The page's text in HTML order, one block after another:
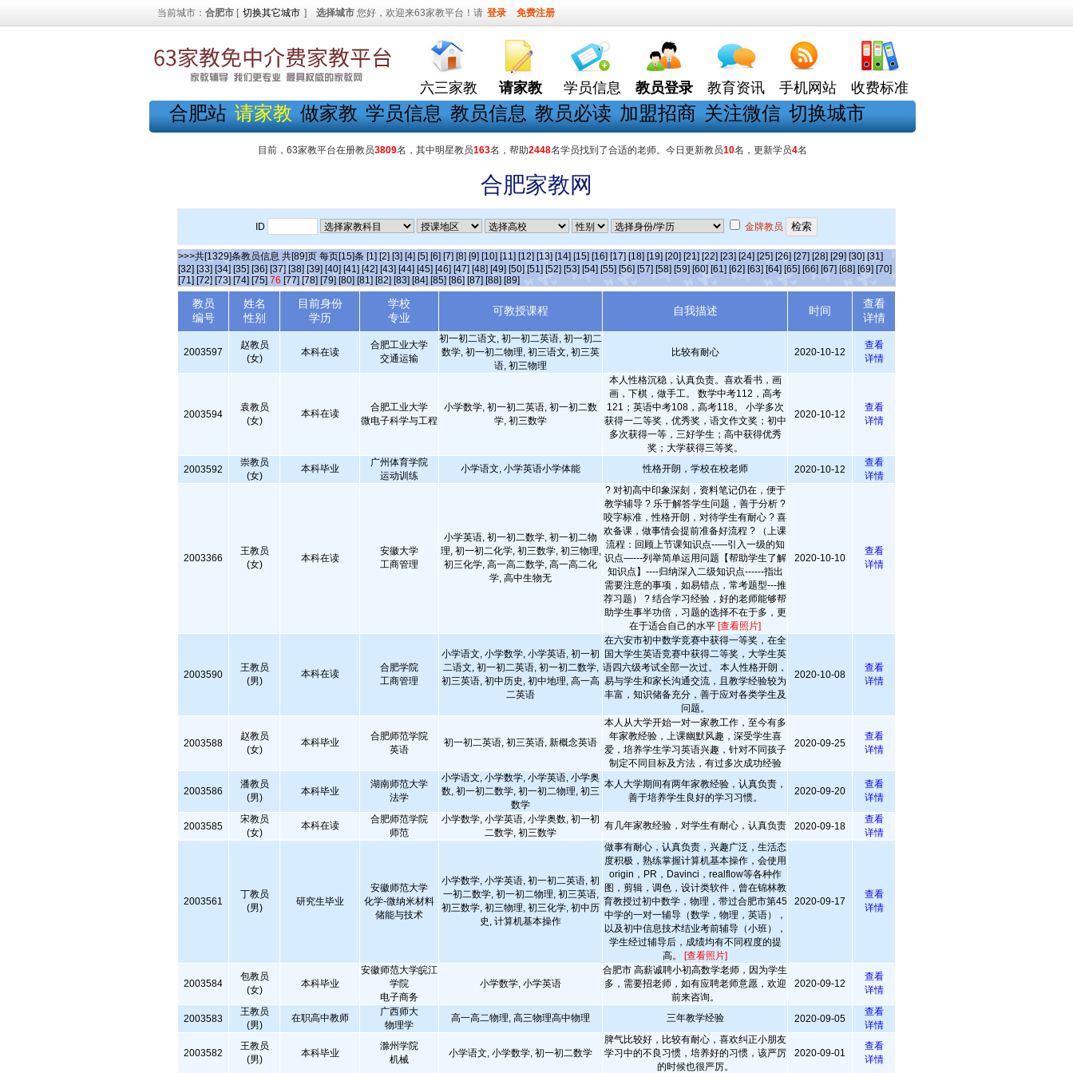
当前城市： 合肥市 [ 切换其它城市 ] 选择城市 您好，欢迎来63家教平台！请 登录 免费注册
六三家教 请家教 学员信息 教员登录 教育资讯 手机网站 收费标准
合肥站 请家教 做家教 学员信息 教员信息 教员必读 加盟招商 关注微信 切换城市
目前，63家教平台在册教员3809名，其中明星教员163名，帮助2448名学员找到了合适的老师。今日更新教员10名，更新学员4名
合肥家教网
ID 金牌教员
>>>共[1329]条教员信息 共[89]页 每页[15]条 [1] [2] [3] [4] [5] [6] [7] [8] [9] [10] [11] [12] [13] [14] [15] [16] [17] [18] [19] [20] [21] [22] [23] [24] [25] [26] [27] [28] [29] [30] [31]
[32] [33] [34] [35] [36] [37] [38] [39] [40] [41] [42] [43] [44] [45] [46] [47] [48] [49] [50] [51] [52] [53] [54] [55] [56] [57] [58] [59] [60] [61] [62] [63] [64] [65] [66] [67] [68] [69] [70]
[71] [72] [73] [74] [75] 76 [77] [78] [79] [80] [81] [82] [83] [84] [85] [86] [87] [88] [89]
教员
编号
姓名
性别
目前身份
学历
学校
专业
可教授课程 自我描述 时间
查看
详情
2003597
赵教员
(女)
本科在读
合肥工业大学
交通运输
初一初二语文, 初一初二英语, 初一初二
数学, 初一初二物理, 初三语文, 初三英
语, 初三物理
比较有耐心 2020-10-12
查看
详情
2003594
袁教员
(女)
本科在读
合肥工业大学
微电子科学与工程
小学数学, 初一初二英语, 初一初二数
学, 初三数学
本人性格沉稳，认真负责。喜欢看书，画
画，下棋，做手工。 数学中考112，高考
121；英语中考108，高考118。 小学多次
获得一二等奖，优秀奖，语文作文奖；初中
多次获得一等，三好学生；高中获得优秀
奖；大学获得三等奖。
2020-10-12
查看
详情
2003592
崇教员
(女)
本科毕业
广州体育学院
运动训练
小学语文, 小学英语小学体能 性格开朗，学校在校老师 2020-10-12
查看
详情
2003366
王教员
(女)
本科在读
安徽大学
工商管理
小学英语, 初一初二数学, 初一初二物
理, 初一初二化学, 初三数学, 初三物理,
初三化学, 高一高二数学, 高一高二化
学, 高中生物无
? 对初高中印象深刻，资料笔记仍在，便于
教学辅导 ? 乐于解答学生问题，善于分析 ?
咬字标准，性格开朗，对待学生有耐心 ? 喜
欢备课，做事情会提前准备好流程 ? （上课
流程：回顾上节课知识点--—引入一级的知
识点—---列举简单运用问题【帮助学生了解
知识点】----归纳深入二级知识点------指出
需要注意的事项，如易错点，常考题型---推
荐习题） ? 结合学习经验，好的老师能够帮
助学生事半功倍，习题的选择不在于多，更
在于适合自己的水平 [查看照片]
2020-10-10
查看
详情
2003590
王教员
(男)
本科在读
合肥学院
工商管理
小学语文, 小学数学, 小学英语, 初一初
二语文, 初一初二英语, 初一初二数学,
初三英语, 初中历史, 初中地理, 高一高
二英语
在六安市初中数学竞赛中获得一等奖，在全
国大学生英语竞赛中获得二等奖，大学生英
语四六级考试全部一次过。 本人性格开朗，
易与学生和家长沟通交流，且教学经验较为
丰富，知识储备充分，善于应对各类学生及
问题。
2020-10-08
查看
详情
2003588
赵教员
(女)
本科毕业
合肥师范学院
英语
初一初二英语, 初三英语, 新概念英语
本人从大学开始一对一家教工作，至今有多
年家教经验，上课幽默风趣，深受学生喜
爱，培养学生学习英语兴趣，针对不同孩子
制定不同目标及方法，有过多次成功经验
2020-09-25
查看
详情
2003586
潘教员
(男)
本科毕业
湖南师范大学
法学
小学语文, 小学数学, 小学英语, 小学奥
数, 初一初二数学, 初一初二物理, 初三
数学
本人大学期间有两年家教经验，认真负责，
善于培养学生良好的学习习惯。
2020-09-20
查看
详情
2003585
宋教员
(女)
本科在读
合肥师范学院
师范
小学数学, 小学英语, 小学奥数, 初一初
二数学, 初三数学
有几年家教经验，对学生有耐心，认真负责 2020-09-18
查看
详情
2003561
丁教员
(男)
研究生毕业
安徽师范大学
化学-微纳米材料
储能与技术
小学数学, 小学英语, 初一初二英语, 初
一初二数学, 初一初二物理, 初三英语,
初三数学, 初三物理, 初三化学, 初中历
史, 计算机基本操作
做事有耐心，认真负责，兴趣广泛，生活态
度积极，熟练掌握计算机基本操作，会使用
origin，PR，Davinci，realflow等各种作
图，剪辑，调色，设计类软件，曾在锦林教
育教授过初中数学，物理，带过合肥市第45
中学的一对一辅导（数学，物理，英语），
以及初中信息技术结业考前辅导（小班），
学生经过辅导后，成绩均有不同程度的提
高。 [查看照片]
2020-09-17
查看
详情
2003584
包教员
(女)
本科毕业
安徽师范大学皖江
学院
电子商务
小学数学, 小学英语
合肥市 高薪诚聘小初高数学老师，因为学生
多，需要招老师，如有应聘老师意愿，欢迎
前来咨询。
2020-09-12
查看
详情
2003583
王教员
(男)
在职高中教师
广西师大
物理学
高一高二物理, 高三物理高中物理 三年教学经验 2020-09-05
查看
详情
2003582
王教员
(男)
本科毕业
滁州学院
机械
小学语文, 小学数学, 初一初二数学
脾气比较好，比较有耐心，喜欢纠正小朋友
学习中的不良习惯，培养好的习惯，该严厉
的时候也很严厉。
2020-09-01
查看
详情